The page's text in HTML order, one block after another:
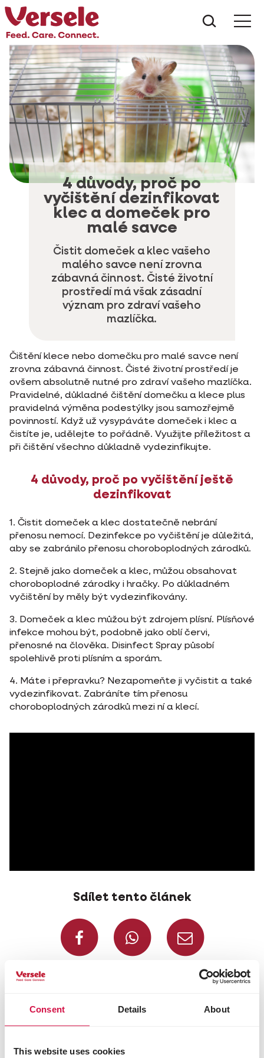
Consent Details About
This website uses cookies
4 důvody, proč po
vyčištění dezinfikovat
klec a domeček pro
malé savce
Čistit domeček a klec vašeho
malého savce není zrovna
zábavná činnost. Čisté životní
prostředí má však zásadní
význam pro zdraví vašeho
mazlíčka.
Čištění klece nebo domečku pro malé savce není
zrovna zábavná činnost. Čisté životní prostředí je
ovšem absolutně nutné pro zdraví vašeho mazlíčka.
Pravidelné, důkladné čištění domečku a klece plus
pravidelná výměna podestýlky jsou samozřejmě
povinností. Když už vysypáváte domeček i klec a
čistíte je, udělejte to pořádně. Využijte příležitost a
při čištění všechno důkladně vydezinfikujte.
4 důvody, proč po vyčištění ještě
dezinfikovat
1. Čistit domeček a klec dostatečně nebrání
přenosu nemocí. Dezinfekce po vyčištění je důležitá,
aby se zabránilo přenosu choroboplodných zárodků.
2. Stejně jako domeček a klec, můžou obsahovat
choroboplodné zárodky i hračky. Po důkladném
vyčištění by měly být vydezinfikovány.
3. Domeček a klec můžou být zdrojem plísní. Plísňové
infekce mohou být, podobně jako oblí červi,
přenosné na člověka. Disinfect Spray působí
spolehlivě proti plísním a sporám.
4. Máte i přepravku? Nezapomeňte ji vyčistit a také
vydezinfikovat. Zabráníte tím přenosu
choroboplodných zárodků mezi ní a klecí.
Sdílet tento článek
Sdílet naSdílet na